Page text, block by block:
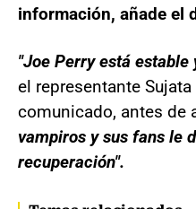
información, añade el
"Joe Perry está estable
el representante
comunicado, antes de
vampiros y sus fans le
recuperación".